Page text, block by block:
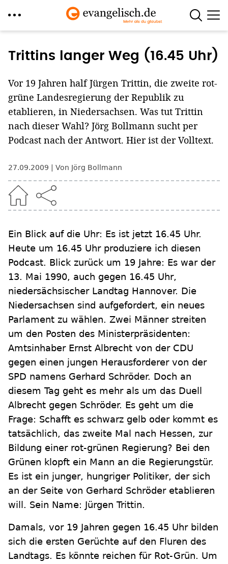
zum
Trittins langer Weg (16.45 Uhr)
Vor 19 Jahren half Jürgen Trittin, die zweite rot-
grüne Landesregierung der Republik zu
etablieren, in Niedersachsen. Was tut Trittin
nach dieser Wahl? Jörg Bollmann sucht per
Podcast nach der Antwort. Hier ist der Volltext.
27.09.2009 Von Jörg Bollmann
Ein Blick auf die Uhr: Es ist jetzt 16.45 Uhr.
Heute um 16.45 Uhr produziere ich diesen
Podcast. Blick zurück um 19 Jahre: Es war der
13. Mai 1990, auch gegen 16.45 Uhr,
niedersächsischer Landtag Hannover. Die
Niedersachsen sind aufgefordert, ein neues
Parlament zu wählen. Zwei Männer streiten
um den Posten des Ministerpräsidenten:
Amtsinhaber Ernst Albrecht von der CDU
gegen einen jungen Herausforderer von der
SPD namens Gerhard Schröder. Doch an
diesem Tag geht es mehr als um das Duell
Albrecht gegen Schröder. Es geht um die
Frage: Schafft es schwarz gelb oder kommt es
tatsächlich, das zweite Mal nach Hessen, zur
Bildung einer rot-grünen Regierung? Bei den
Grünen klopft ein Mann an die Regierungstür.
Es ist ein junger, hungriger Politiker, der sich
an der Seite von Gerhard Schröder etablieren
will. Sein Name: Jürgen Trittin.
Damals, vor 19 Jahren gegen 16.45 Uhr bilden
sich die ersten Gerüchte auf den Fluren des
Landtags. Es könnte reichen für Rot-Grün. Um